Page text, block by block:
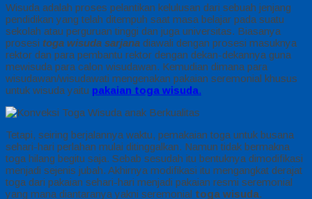
Wisuda adalah proses pelantikan kelulusan dari sebuah jenjang
pendidikan yang telah ditempuh saat masa belajar pada suatu
sekolah atau perguruan tinggi dan juga universitas. Biasanya
prosesi toga wisuda sarjana diawali dengan prosesi masuknya
rektor dan para pembantu rektor dengan dekan-dekannya guna
mewisuda para calon wisudawan. Kemudian dimana para
wisudawan/wisudawati mengenakan pakaian seremonial khusus
untuk wisuda yaitu pakaian toga wisuda.
Tetapi, seiring berjalannya waktu, pemakaian toga untuk busana
sehari-hari perlahan mulai ditinggalkan. Namun tidak bermakna
toga hilang begitu saja. Sebab sesudah itu bentuknya dimodifikasi
menjadi sejenis jubah. Akhirnya modifikasi itu mengangkat derajat
toga dari pakaian sehari-hari menjadi pakaian resmi seremonial
yang mana diantaranya yakni seremonial toga wisuda.